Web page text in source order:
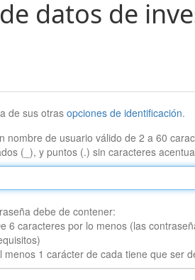
datos de
de sus otrasopciones de identificación.
nombre de usuario válido de 2 a 60
(_), y puntos (.) sin caracteres
debe de contener:
6 caracteres por lo menos (las
menos 1 carácter de cada tiene que ser